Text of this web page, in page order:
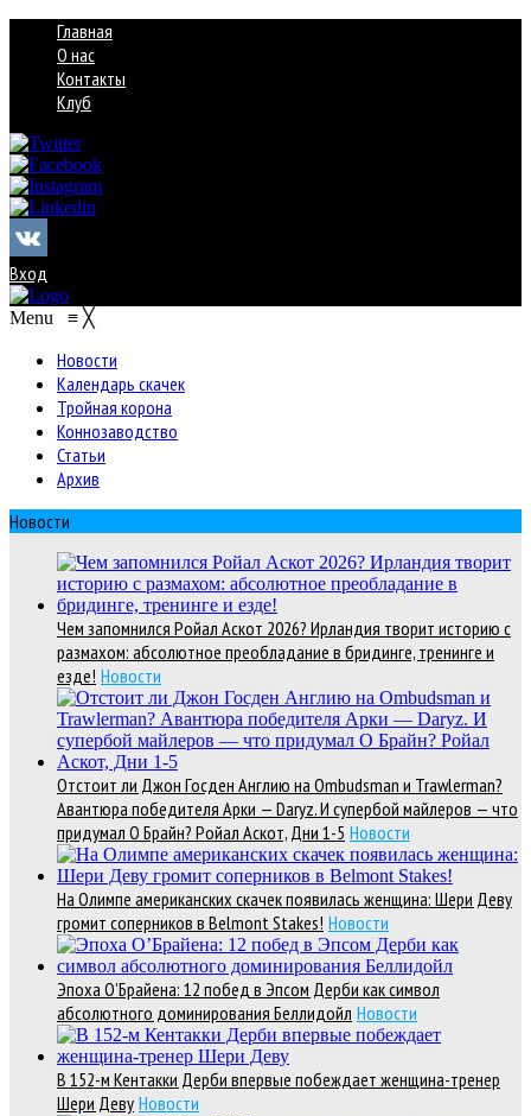
Главная
О нас
Контакты
Клуб
Вход
Menu ≡ ╳
Новости
Календарь скачек
Тройная корона
Коннозаводство
Статьи
Архив
Новости
Чем запомнился Ройал Аскот 2026? Ирландия творит историю с
размахом: абсолютное преобладание в бридинге, тренинге и
езде! Новости
Отстоит ли Джон Госден Англию на Ombudsman и Trawlerman?
Авантюра победителя Арки — Daryz. И супербой майлеров — что
придумал О Брайн? Ройал Аскот, Дни 1-5 Новости
На Олимпе американских скачек появилась женщина: Шери Деву
громит соперников в Belmont Stakes! Новости
Эпоха О’Брайена: 12 побед в Эпсом Дерби как символ
абсолютного доминирования Беллидойл Новости
В 152-м Кентакки Дерби впервые побеждает женщина-тренер
Шери Деву Новости